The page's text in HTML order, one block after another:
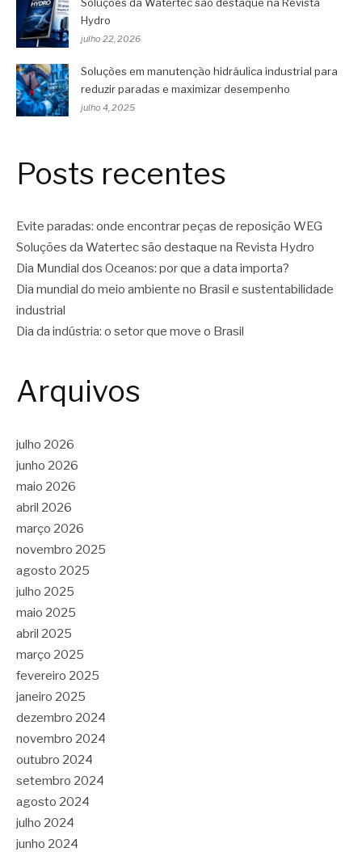
Hydro
julho 22, 2026
Soluções em manutenção hidráulica industrial para
reduzir paradas e maximizar desempenho
julho 4, 2025
Posts recentes
Evite paradas: onde encontrar peças de reposição WEG
Soluções da Watertec são destaque na Revista Hydro
Dia Mundial dos Oceanos: por que a data importa?
Dia mundial do meio ambiente no Brasil e sustentabilidade
industrial
Dia da indústria: o setor que move o Brasil
Arquivos
julho 2026
junho 2026
maio 2026
abril 2026
março 2026
novembro 2025
agosto 2025
julho 2025
maio 2025
abril 2025
março 2025
fevereiro 2025
janeiro 2025
dezembro 2024
novembro 2024
outubro 2024
setembro 2024
agosto 2024
julho 2024
junho 2024